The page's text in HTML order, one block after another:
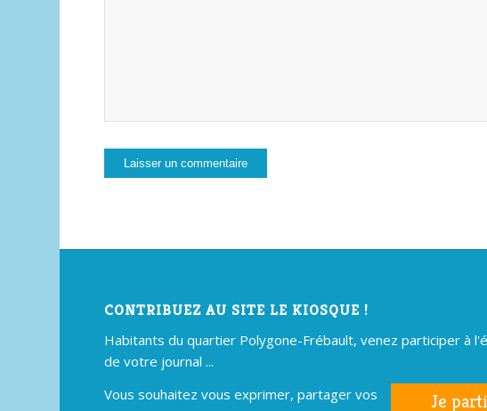
CONTRIBUEZ AU SITE LE KIOSQUE !
Habitants du quartier Polygone-Frébault, venez participer à
de votre journal ...
Je
Vous souhaitez vous exprimer, partager vos